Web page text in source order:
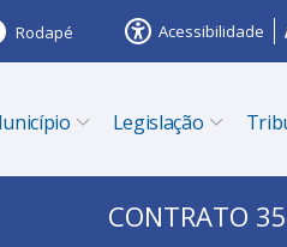
Rodapé Acessibilidade
Legislação
CONTRATO